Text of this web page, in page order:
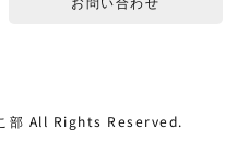
部 All Rights Reserved.